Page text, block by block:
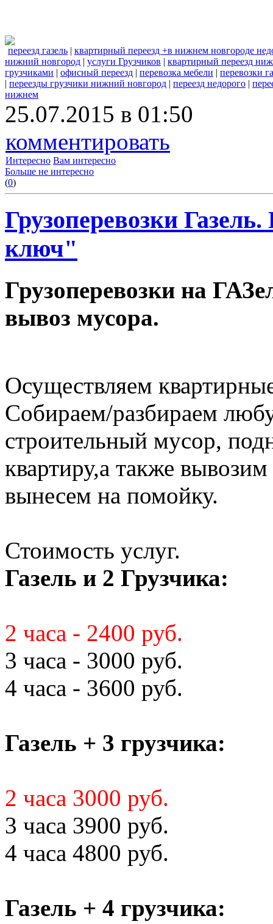
переезд газель | квартирный переезд +в нижнем новгороде
нижний новгород | услуги Грузчиков | квартирный переезд
грузчиками | офисный переезд | перевозка мебели | перевозки
| переезды грузчики нижний новгород | переезд недорого |
нижнем
25.07.2015 в 01:50
комментировать
Интересно Вам интересно
Больше не интересно
(0)
Грузоперевозки
ключ"
Грузоперевозки на
вывоз мусора.
Осуществляем
Собираем/разбираем
строительный мусор,
квартиру,а также
вынесем на помойку.
Стоимость услуг.
Газель и 2 Грузчика:
2 часа - 2400 руб.
3 часа - 3000 руб.
4 часа - 3600 руб.
Газель + 3 грузчика:
2 часа 3000 руб.
3 часа 3900 руб.
4 часа 4800 руб.
Газель + 4 грузчика: